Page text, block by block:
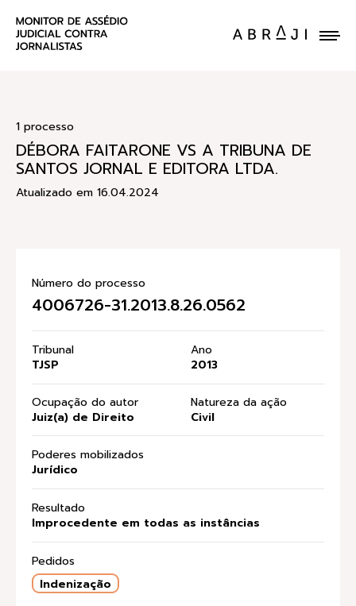
ENVIE UM CASO
1 processo
DÉBORA FAITARONE VS A TRIBUNA DE
SANTOS JORNAL E EDITORA LTDA.
Atualizado em 16.04.2024
Número do processo
4006726-31.2013.8.26.0562
Tribunal
TJSP
Ano
2013
Ocupação do autor
Juiz(a) de Direito
Natureza da ação
Civil
Poderes mobilizados
Jurídico
Resultado
Improcedente em todas as instâncias
Pedidos
Indenização